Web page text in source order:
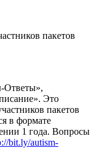
пакетов
Ответы»,
Это
пакетов
в формате
1 года. Вопросы
bit.ly/autism-